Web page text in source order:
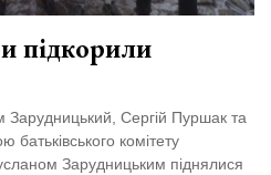
підкорили
Зарудницький, Сергій Пуршак та
батьківського комітету
Зарудницьким піднялися